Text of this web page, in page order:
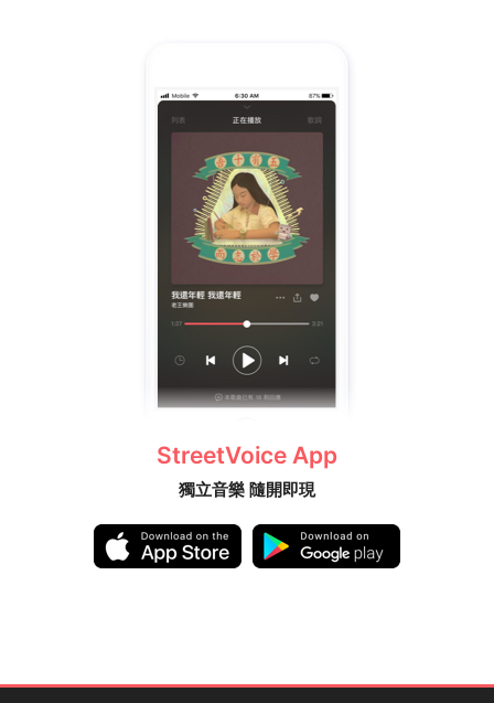
StreetVoice App
獨立音樂 隨開即現